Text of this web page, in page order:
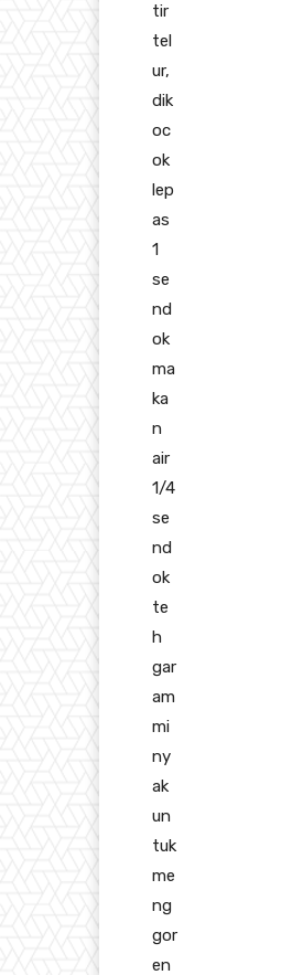
tir
tel
ur,
dik
oc
ok
lep
as
1
se
nd
ok
ma
ka
n
air
1/4
se
nd
ok
te
h
gar
am
mi
ny
ak
un
tuk
me
ng
gor
en